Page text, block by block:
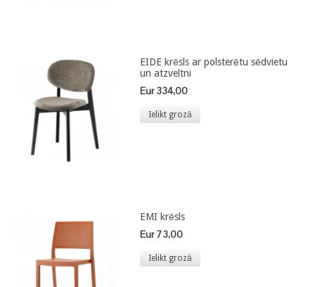
EIDE krēsls ar polsterētu sēdvietu
un atzveltni
Eur 334,00
Ielikt grozā
EMI krēsls
Eur 73,00
Ielikt grozā